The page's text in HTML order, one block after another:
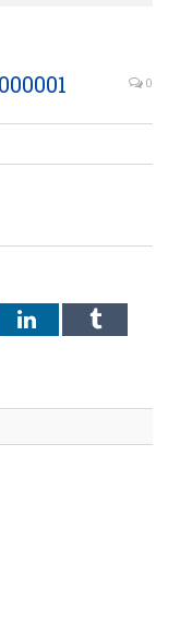
0
LinkedInTumblr